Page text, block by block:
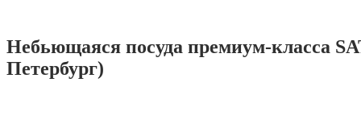
Небьющаяся посуда премиум-класса
Петербург)